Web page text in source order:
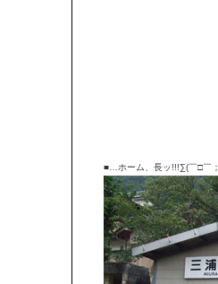
■…ホーム、長ッ!!!∑(￣□￣；